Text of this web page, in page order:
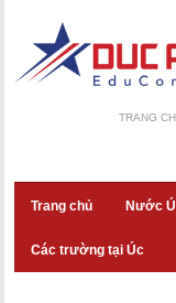
TRANG
Trang chủ Nước
Các trường tại Úc